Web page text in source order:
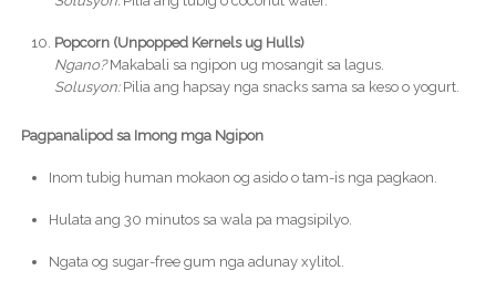
Popcorn (Unpopped Kernels ug Hulls)
Ngano?Makabali sa ngipon ug mosangit sa lagus.
Solusyon:Pilia ang hapsay nga snacks sama sa keso o yogurt.
Pagpanalipod sa Imong mga Ngipon
Inom tubig human mokaon og asido o tam-is nga pagkaon.
Hulata ang 30 minutos sa wala pa magsipilyo.
Ngata og sugar-free gum nga adunay xylitol.